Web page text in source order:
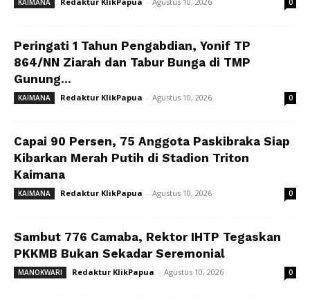
KAIMANA 0
Peringati 1 Tahun Pengabdian, Yonif TP
864/NN Ziarah dan Tabur Bunga di TMP
Gunung...
KAIMANA Redaktur KlikPapua - Agustus 10, 2026 0
Capai 90 Persen, 75 Anggota Paskibraka Siap
Kibarkan Merah Putih di Stadion Triton
Kaimana
KAIMANA Redaktur KlikPapua - Agustus 10, 2026 0
Sambut 776 Camaba, Rektor IHTP Tegaskan
PKKMB Bukan Sekadar Seremonial
MANOKWARI Redaktur KlikPapua - Agustus 10, 2026 0